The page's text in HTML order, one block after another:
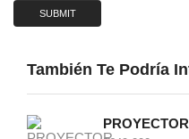
También Te Podría